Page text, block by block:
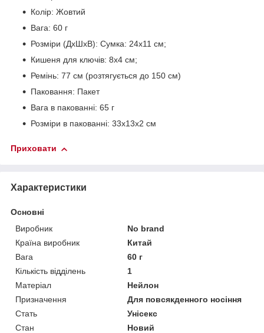
Колір: Жовтий
Вага: 60 г
Розміри (ДхШхВ): Сумка: 24х11 см;
Кишеня для ключів: 8х4 см;
Ремінь: 77 см (розтягується до 150 см)
Паковання: Пакет
Вага в пакованні: 65 г
Розміри в пакованні: 33х13х2 см
Приховати
Характеристики
Основні
Виробник
No brand
Країна виробник
Китай
Вага
60 г
Кількість відділень
1
Матеріал
Нейлон
Призначення
Для повсякденного носіння
Стать
Унісекс
Стан
Новий